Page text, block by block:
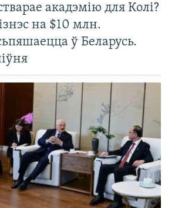
акадэмію для Колі?
на $10 млн.
ў Беларусь.